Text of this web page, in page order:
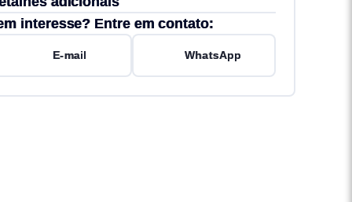
interesse? Entre em contato:
E-mail WhatsApp